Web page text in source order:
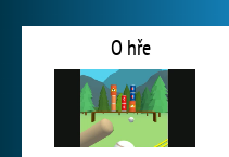
O hře